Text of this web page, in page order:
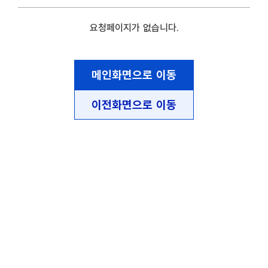
요청페이지가 없습니다.
메인화면으로 이동
이전화면으로 이동